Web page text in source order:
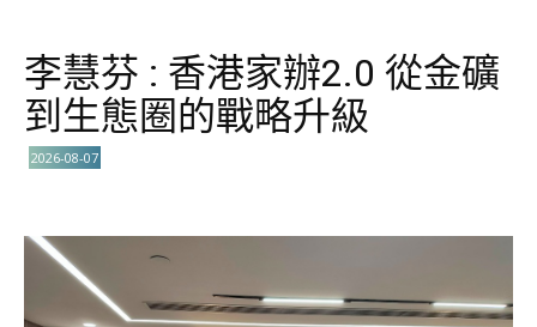
李慧芬 : 香港家辦2.0 從金礦
到生態圈的戰略升級
2026-08-07